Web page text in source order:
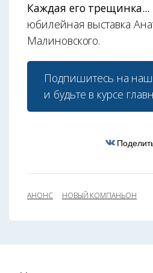
Каждая его трещинка...
юбилейная выставка
Малиновского.
Подпишитесь на наш
и будьте в курсе
АНОНС НОВЫЙ КОМПАНЬОН